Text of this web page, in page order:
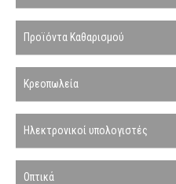
Προϊόντα Καθαρισμού
Κρεοπωλεία
Ηλεκτρονικοί υπολογιστές
Οπτικά